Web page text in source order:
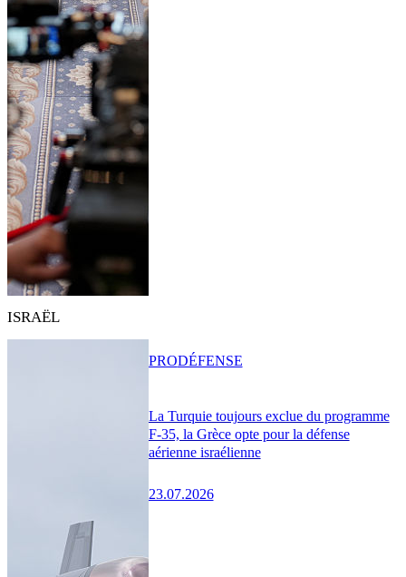
ISRAËL
La Turquie toujours exclue du programme
F-35, la Grèce opte pour la défense
aérienne israélienne
23.07.2026
PRODÉFENSE